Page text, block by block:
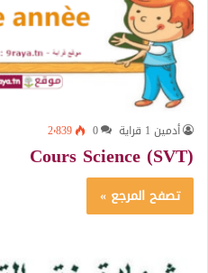
أدمين 1 قراية 0 2٬839
Cours Science (SVT)
تصفح المرجع »